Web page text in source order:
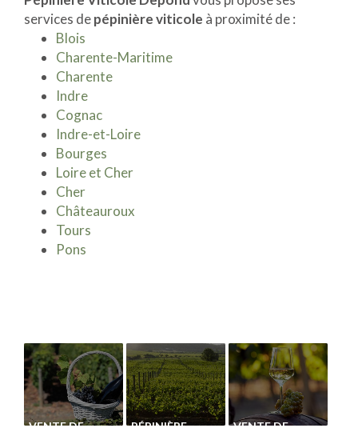
services depépinière viticole à proximité de :
Blois
Charente-Maritime
Charente
Indre
Cognac
Indre-et-Loire
Bourges
Loire et Cher
Cher
Châteauroux
Tours
Pons
VENTE DE
PÉPINIÈRE
VENTE DE